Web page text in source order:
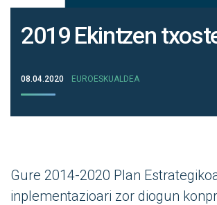
2019 Ekintzen
08.04.2020 EUROESKUALDEA
Gure 2014-2020 Plan
inplementazioari zor diogun